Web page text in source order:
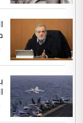
جنسية
ابا فرات ...
الموضوع :
مضجعيك